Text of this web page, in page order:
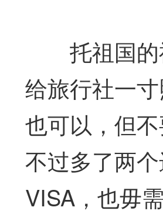
托祖国的
给旅行社一
也可以，但
不过多了两
VISA，也毋需